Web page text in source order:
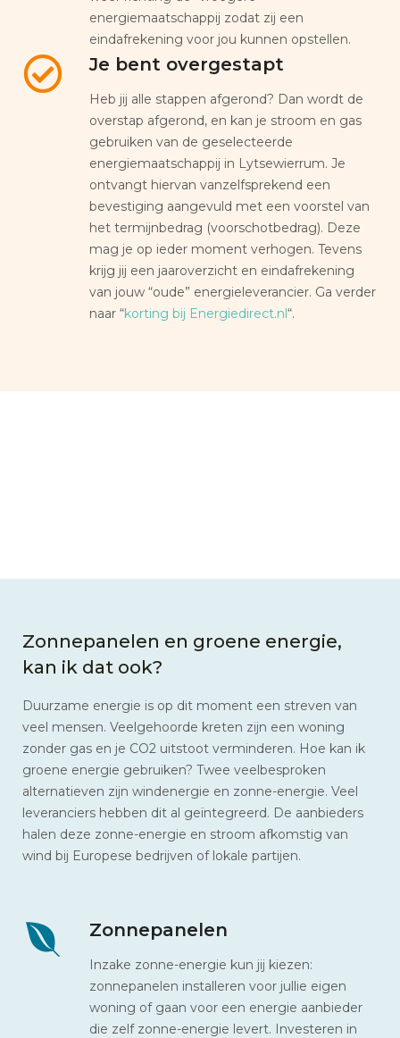
energiemaatschappij zodat zij een
eindafrekening voor jou kunnen opstellen.
Je bent overgestapt
Heb jij alle stappen afgerond? Dan wordt de
overstap afgerond, en kan je stroom en gas
gebruiken van de geselecteerde
energiemaatschappij in Lytsewierrum. Je
ontvangt hiervan vanzelfsprekend een
bevestiging aangevuld met een voorstel van
het termijnbedrag (voorschotbedrag). Deze
mag je op ieder moment verhogen. Tevens
krijg jij een jaaroverzicht en eindafrekening
van jouw “oude” energieleverancier. Ga verder
naar “korting bij Energiedirect.nl“.
Zonnepanelen en groene energie,
kan ik dat ook?
Duurzame energie is op dit moment een streven van
veel mensen. Veelgehoorde kreten zijn een woning
zonder gas en je CO2 uitstoot verminderen. Hoe kan ik
groene energie gebruiken? Twee veelbesproken
alternatieven zijn windenergie en zonne-energie. Veel
leveranciers hebben dit al geïntegreerd. De aanbieders
halen deze zonne-energie en stroom afkomstig van
wind bij Europese bedrijven of lokale partijen.
Zonnepanelen
Inzake zonne-energie kun jij kiezen:
zonnepanelen installeren voor jullie eigen
woning of gaan voor een energie aanbieder
die zelf zonne-energie levert. Investeren in